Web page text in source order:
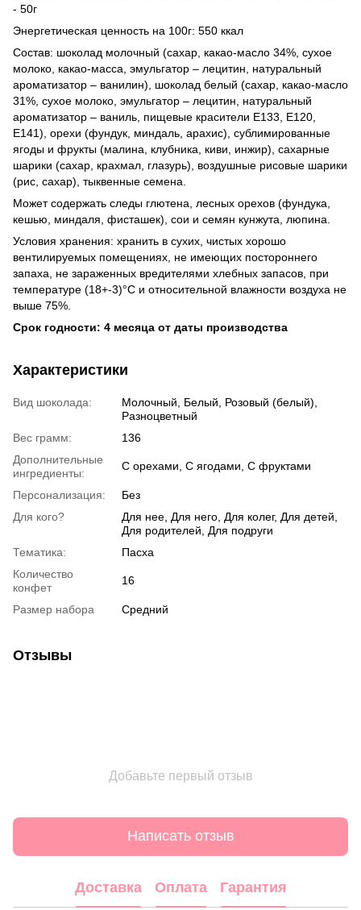
- 50г
Энергетическая ценность на 100г: 550 ккал
Состав: шоколад молочный (сахар, какао-масло 34%, сухое
молоко, какао-масса, эмульгатор – лецитин, натуральный
ароматизатор – ванилин), шоколад белый (сахар, какао-масло
31%, сухое молоко, эмульгатор – лецитин, натуральный
ароматизатор – ваниль, пищевые красители E133, E120,
E141), орехи (фундук, миндаль, арахис), сублимированные
ягоды и фрукты (малина, клубника, киви, инжир), сахарные
шарики (сахар, крахмал, глазурь), воздушные рисовые шарики
(рис, сахар), тыквенные семена.
Может содержать следы глютена, лесных орехов (фундука,
кешью, миндаля, фисташек), сои и семян кунжута, люпина.
Условия хранения: хранить в сухих, чистых хорошо
вентилируемых помещениях, не имеющих постороннего
запаха, не зараженных вредителями хлебных запасов, при
температуре (18+-3)°С и относительной влажности воздуха не
выше 75%.
Срок годности: 4 месяца от даты производства
Характеристики
Вид шоколада:
Молочный, Белый, Розовый (белый),
Разноцветный
Вес грамм:
136
Дополнительные
ингредиенты:
С орехами, С ягодами, С фруктами
Персонализация:
Без
Для кого?
Для нее, Для него, Для колег, Для детей,
Для родителей, Для подруги
Тематика:
Пасха
Количество
конфет
16
Размер набора Средний
Отзывы
Добавьте первый отзыв
Написать отзыв
Доставка Оплата Гарантия